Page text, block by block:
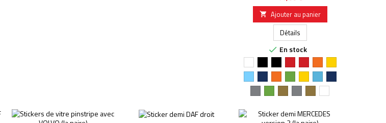
fond sauf mention contraire. Le
filigrane présent sur le visuel ne
fait évidemment pas partie du
produit acheté, il est juste
présent sur les visuels du site.
 Ajouter au panier
Détails
 En stock
Blanc
NoirRouge
vif
Rouge
vif
OrangeJaune
Bleu
ciel
Bleu
foncé
OrangeVert
pomme
JauneBleu
clairfoncé
Argent
Vert
pomme
Blanc